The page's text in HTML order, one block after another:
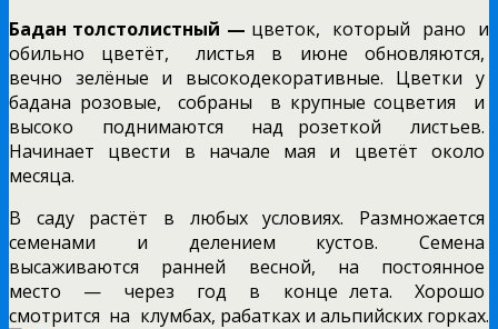
Бадан толстолистный — цветок, который рано и
обильно цветёт, листья в июне обновляются,
вечно зелёные и высокодекоративные. Цветки у
бадана розовые, собраны в крупные соцветия и
высоко поднимаются над розеткой листьев.
Начинает цвести в начале мая и цветёт около
месяца.
В саду растёт в любых условиях. Размножается
семенами и делением кустов. Семена
высаживаются ранней весной, на постоянное
место — через год в конце лета. Хорошо
смотрится на клумбах, рабатках и альпийских горках.